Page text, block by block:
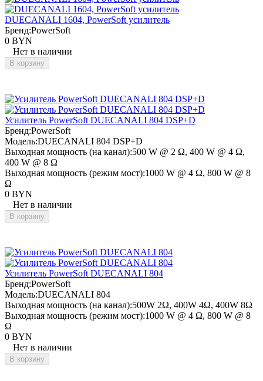
DUECANALI 1604, PowerSoft усилитель
Бренд:PowerSoft
0 BYN
Нет в наличии
В корзину
Усилитель PowerSoft DUECANALI 804 DSP+D
Бренд:PowerSoft
Модель:DUECANALI 804 DSP+D
Выходная мощность (на канал):500 W @ 2 Ω, 400 W @ 4 Ω,
400 W @ 8 Ω
Выходная мощность (режим мост):1000 W @ 4 Ω, 800 W @ 8
Ω
0 BYN
Нет в наличии
В корзину
Усилитель PowerSoft DUECANALI 804
Бренд:PowerSoft
Модель:DUECANALI 804
Выходная мощность (на канал):500W 2Ω, 400W 4Ω, 400W 8Ω
Выходная мощность (режим мост):1000 W @ 4 Ω, 800 W @ 8
Ω
0 BYN
Нет в наличии
В корзину